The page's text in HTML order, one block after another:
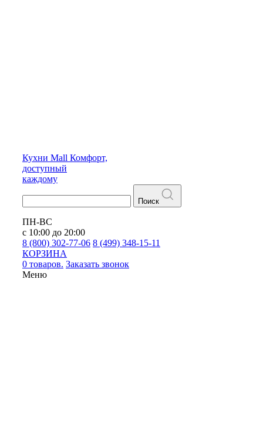
Кухни Mall Комфорт,
доступный
каждому
Поиск
ПН-ВС
с 10:00 до 20:00
8 (800) 302-77-06 8 (499) 348-15-11
КОРЗИНА
0 товаров. Заказать звонок
Меню